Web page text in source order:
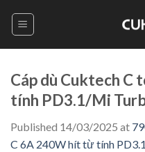
Cáp dù Cuktech C
tính PD3.1/Mi
Published 14/03/2025 at
C 6A 240W hít từ tính